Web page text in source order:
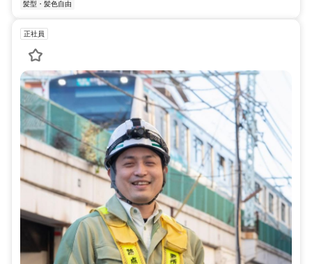
髪型・髪色自由
正社員